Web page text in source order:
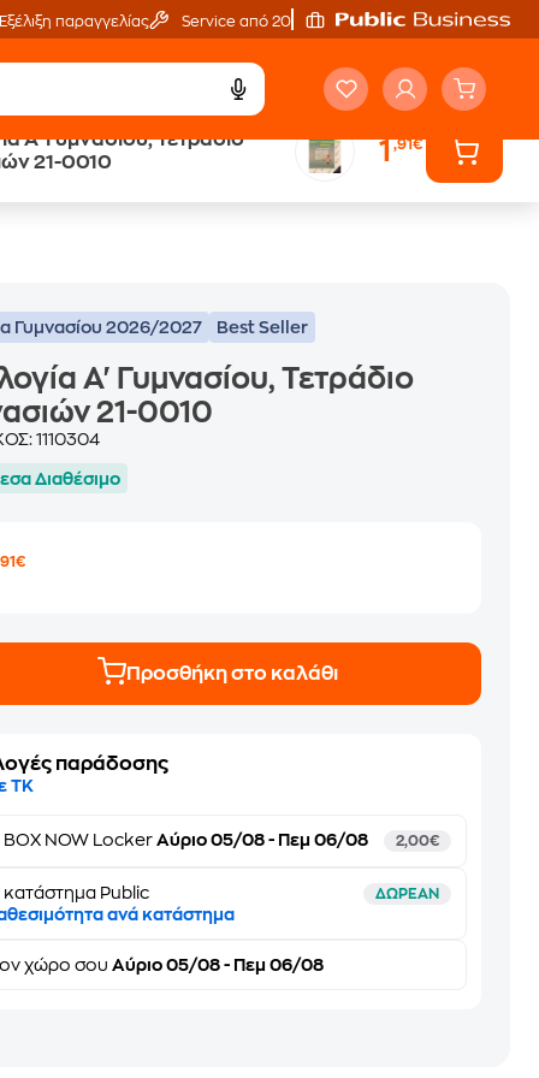
Εξέλιξη παραγγελίας Service από 20'
Α' Γυμνασίου, Τετράδιο
21-0010
1,91€
Έλα στον κόσμο
Γυμνασίου 2026/2027 Best Seller
Α' Γυμνασίου, Τετράδιο
21-0010
1110304
Διαθέσιμο
Προσθήκη στο καλάθι
παράδοσης
ΤΚ
BOX NOW Locker Αύριο 05/08 - Πεμ 06/08 2,00€
κατάστημα Public ΔΩΡΕΑΝ
ανά κατάστημα
χώρο σου Αύριο 05/08 - Πεμ 06/08